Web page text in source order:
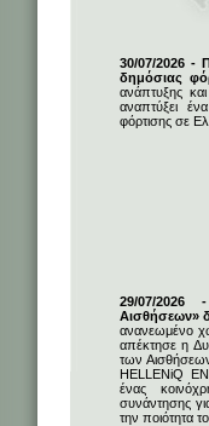
30/07/2026 -
δημόσιας
ανάπτυξης
αναπτύξει
φόρτισης σε
29/07/
Αισθήσεων»
ανανεωμένο
απέκτησε η
των
HELLENiQ
ένας
συνάντησης
την ποιότητα